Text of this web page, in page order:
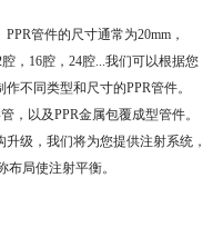
管件的尺寸通常为20mm，
，16腔，24腔...我们可以根据您
不同类型和尺寸的PPR管件。
，以及PPR金属包覆成型管件。
级，我们将为您提供注射系统，
局使注射平衡。